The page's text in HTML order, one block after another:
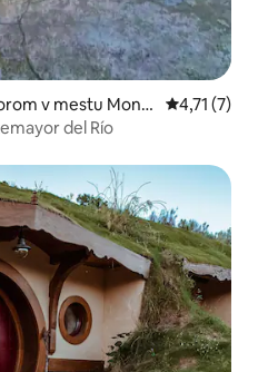
v mestu Mont
Povprečna
4,71 (7)
del Río
z značko »Izbira gostov«